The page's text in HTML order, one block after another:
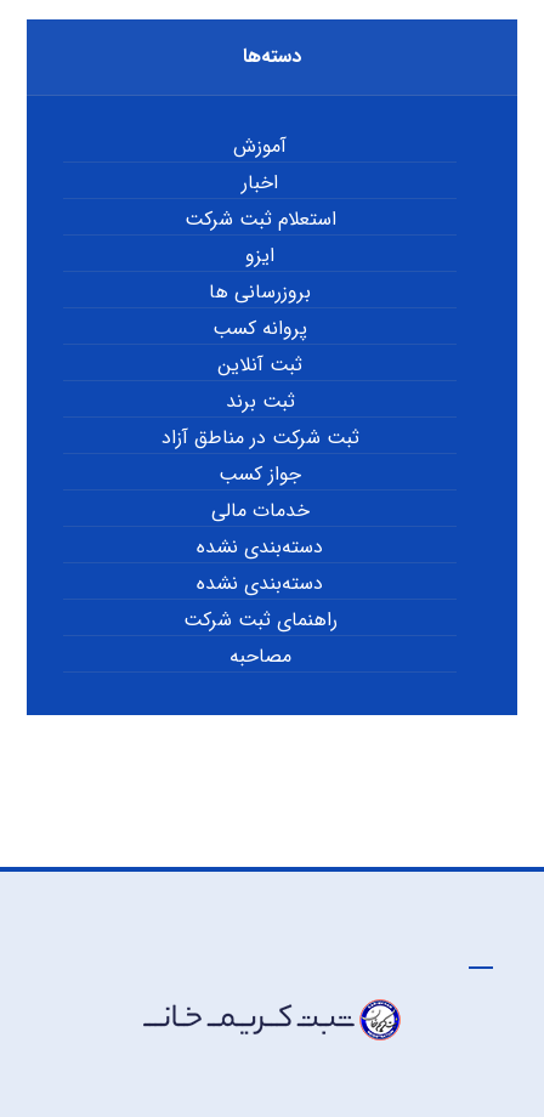
دسته‌ها
آموزش
اخبار
استعلام ثبت شرکت
ایزو
بروزرسانی ها
پروانه کسب
ثبت آنلاین
ثبت برند
ثبت شرکت در مناطق آزاد
جواز کسب
خدمات مالی
دسته‌بندی نشده
دسته‌بندی نشده
راهنمای ثبت شرکت
مصاحبه